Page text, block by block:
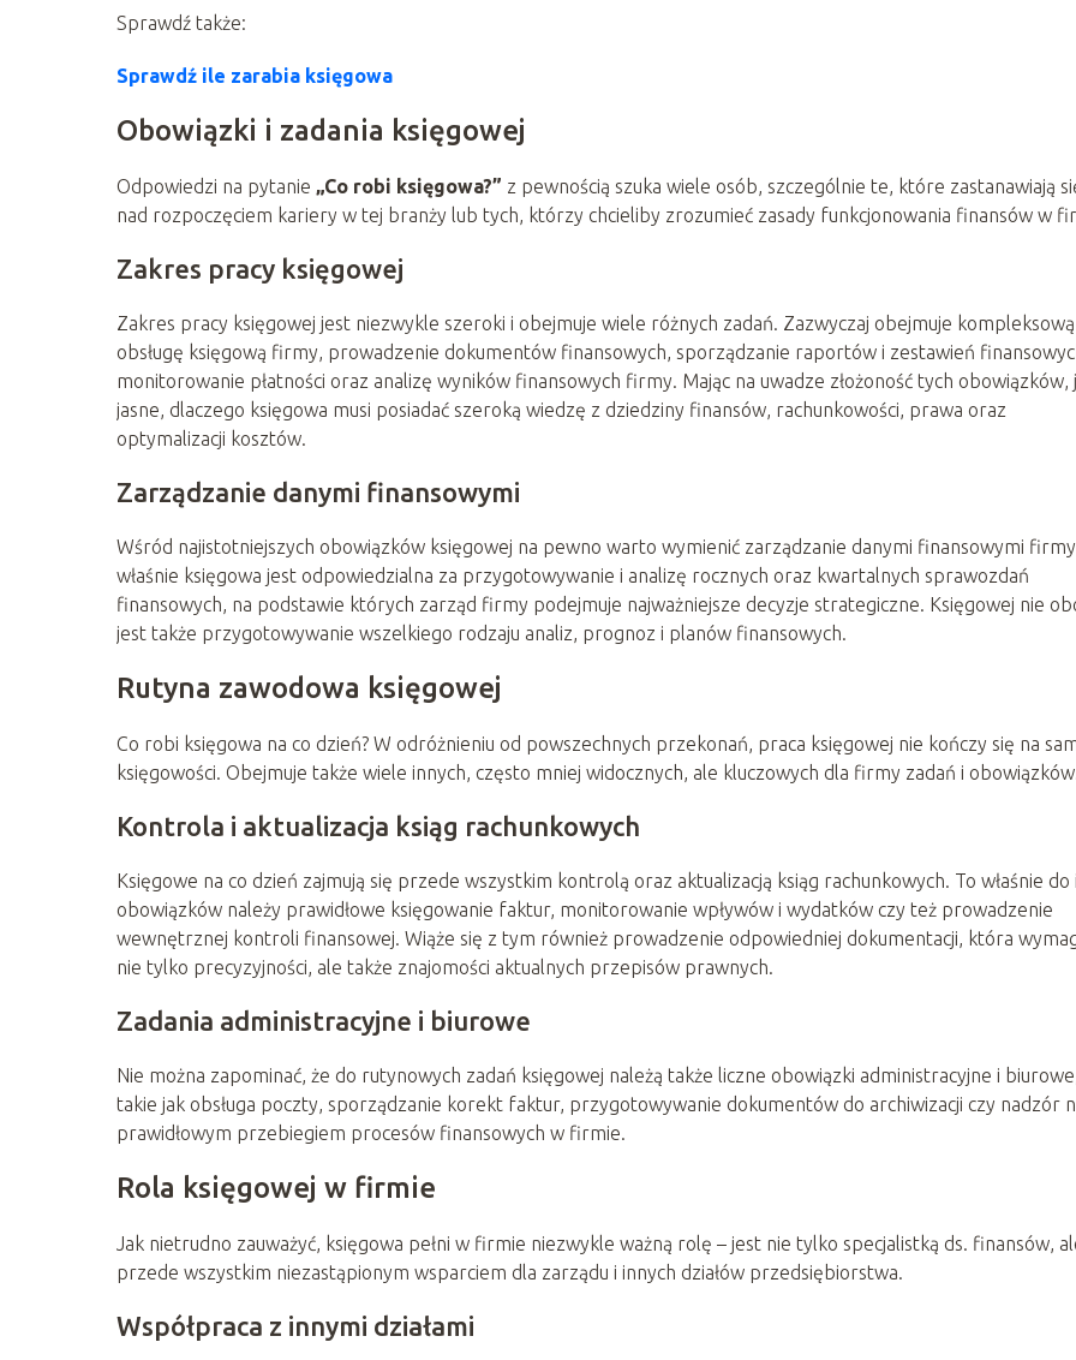
Sprawdź także:
Sprawdź ile zarabia księgowa
Obowiązki i zadania księgowej
Odpowiedzi na pytanie „Co robi księgowa?” z pewnością szuka wiele osób, szczególnie te, które zastanawiają
nad rozpoczęciem kariery w tej branży lub tych, którzy chcieliby zrozumieć zasady funkcjonowania finansów w
Zakres pracy księgowej
Zakres pracy księgowej jest niezwykle szeroki i obejmuje wiele różnych zadań. Zazwyczaj obejmuje kompleksową
obsługę księgową firmy, prowadzenie dokumentów finansowych, sporządzanie raportów i zestawień
monitorowanie płatności oraz analizę wyników finansowych firmy. Mając na uwadze złożoność tych obowiązków,
jasne, dlaczego księgowa musi posiadać szeroką wiedzę z dziedziny finansów, rachunkowości, prawa oraz
optymalizacji kosztów.
Zarządzanie danymi finansowymi
Wśród najistotniejszych obowiązków księgowej na pewno warto wymienić zarządzanie danymi finansowymi
właśnie księgowa jest odpowiedzialna za przygotowywanie i analizę rocznych oraz kwartalnych sprawozdań
finansowych, na podstawie których zarząd firmy podejmuje najważniejsze decyzje strategiczne. Księgowej nie
jest także przygotowywanie wszelkiego rodzaju analiz, prognoz i planów finansowych.
Rutyna zawodowa księgowej
Co robi księgowa na co dzień? W odróżnieniu od powszechnych przekonań, praca księgowej nie kończy się na
księgowości. Obejmuje także wiele innych, często mniej widocznych, ale kluczowych dla firmy zadań i obowiązków.
Kontrola i aktualizacja ksiąg rachunkowych
Księgowe na co dzień zajmują się przede wszystkim kontrolą oraz aktualizacją ksiąg rachunkowych. To właśnie do
obowiązków należy prawidłowe księgowanie faktur, monitorowanie wpływów i wydatków czy też prowadzenie
wewnętrznej kontroli finansowej. Wiąże się z tym również prowadzenie odpowiedniej dokumentacji, która
nie tylko precyzyjności, ale także znajomości aktualnych przepisów prawnych.
Zadania administracyjne i biurowe
Nie można zapominać, że do rutynowych zadań księgowej należą także liczne obowiązki administracyjne i biurowe,
takie jak obsługa poczty, sporządzanie korekt faktur, przygotowywanie dokumentów do archiwizacji czy nadzór
prawidłowym przebiegiem procesów finansowych w firmie.
Rola księgowej w firmie
Jak nietrudno zauważyć, księgowa pełni w firmie niezwykle ważną rolę – jest nie tylko specjalistką ds. finansów,
przede wszystkim niezastąpionym wsparciem dla zarządu i innych działów przedsiębiorstwa.
Współpraca z innymi działami